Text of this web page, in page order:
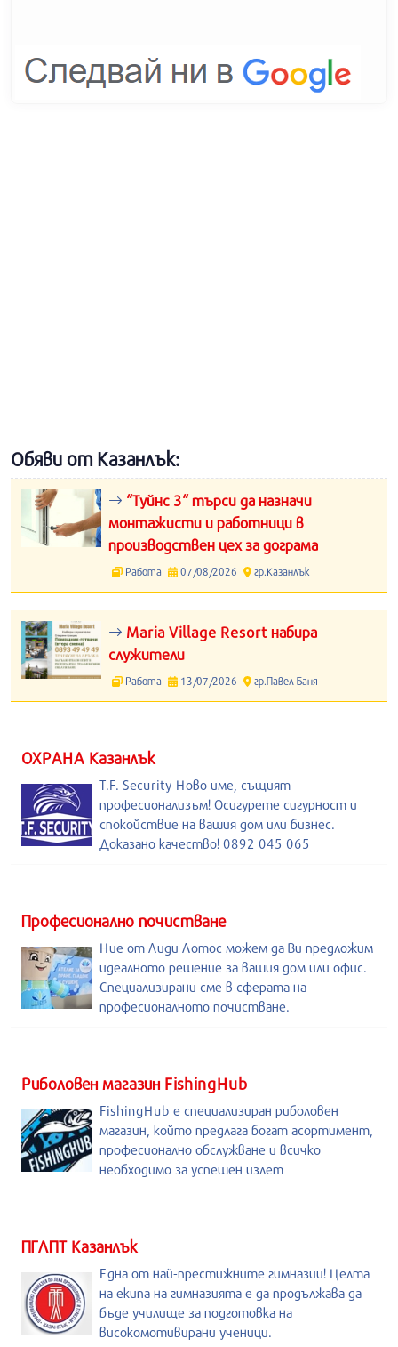
Обяви от Казанлък:
“Туйнс 3“ търси да назначи
монтажисти и работници в
производствен цех за дограма
Работа 07/08/2026 гр.Казанлък
Maria Village Resort набира
служители
Работа 13/07/2026 гр.Павел Баня
ОХРАНА Казанлък
T.F. Security-Ново име, същият
професионализъм! Осигурете сигурност и
спокойствие на вашия дом или бизнес.
Доказано качество! 0892 045 065
Професионално почистване
Ние от Лиди Лотос можем да Ви предложим
идеалното решение за вашия дом или офис.
Специализирани сме в сферата на
професионалното почистване.
Риболовен магазин FishingHub
FishingHub е специализиран риболовен
магазин, който предлага богат асортимент,
професионално обслужване и всичко
необходимо за успешен излет
ПГЛПТ Казанлък
Една от най-престижните гимназии! Целта
на екипа на гимназията е да продължава да
бъде училище за подготовка на
високомотивирани ученици.